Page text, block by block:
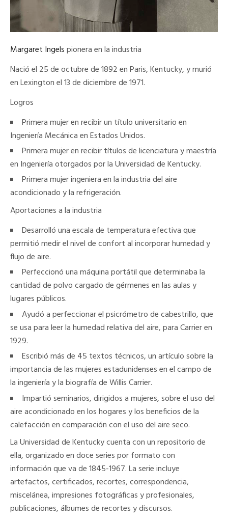
Margaret Ingelspionera en la industria
Nació el 25 de octubre de 1892 en Paris, Kentucky, y murió
en Lexington el 13 de diciembre de 1971.
Logros
Primera mujer en recibir un título universitario en
Ingeniería Mecánica en Estados Unidos.
Primera mujer en recibir títulos de licenciatura y maestría
en Ingeniería otorgados por la Universidad de Kentucky.
Primera mujer ingeniera en la industria del aire
acondicionado y la refrigeración.
Aportaciones a la industria
Desarrolló una escala de temperatura efectiva que
permitió medir el nivel de confort al incorporar humedad y
flujo de aire.
Perfeccionó una máquina portátil que determinaba la
cantidad de polvo cargado de gérmenes en las aulas y
lugares públicos.
Ayudó a perfeccionar el psicrómetro de cabestrillo, que
se usa para leer la humedad relativa del aire, para Carrier en
1929.
Escribió más de 45 textos técnicos, un artículo sobre la
importancia de las mujeres estadunidenses en el campo de
la ingeniería y la biografía de Willis Carrier.
Impartió seminarios, dirigidos a mujeres, sobre el uso del
aire acondicionado en los hogares y los beneficios de la
calefacción en comparación con el uso del aire seco.
La Universidad de Kentucky cuenta con un repositorio de
ella, organizado en doce series por formato con
información que va de 1845-1967. La serie incluye
artefactos, certificados, recortes, correspondencia,
miscelánea, impresiones fotográficas y profesionales,
publicaciones, álbumes de recortes y discursos.